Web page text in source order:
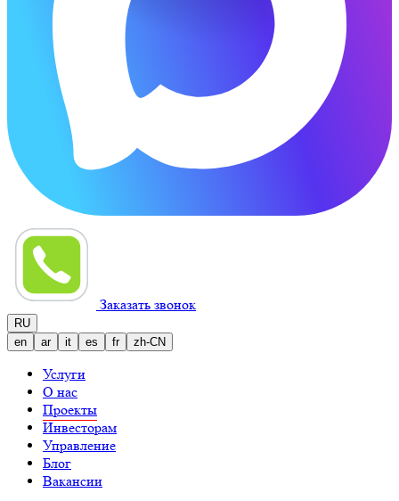
Заказать звонок
RU
en
ar it es fr zh-CN
Услуги
О нас
Проекты
Инвесторам
Управление
Блог
Вакансии